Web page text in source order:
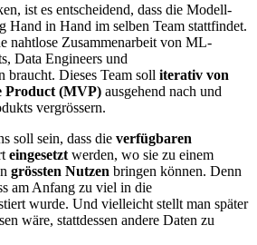
ist es entscheidend, dass die Modell-
Hand in Hand im selben Team stattfindet.
nahtlose Zusammenarbeit von ML-
Data Engineers und
braucht. Dieses Team soll iterativ von
Product (MVP) ausgehend nach und
vergrössern.
soll sein, dass die verfügbaren
eingesetzt werden, wo sie zu einem
grössten Nutzen bringen können. Denn
am Anfang zu viel in die
wurde. Und vielleicht stellt man später
wäre, stattdessen andere Daten zu